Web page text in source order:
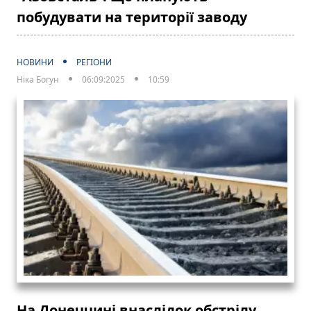
побудувати на території заводу
НОВИНИ
РЕГІОНИ
Ніка Богун
06:09:2025 10:59